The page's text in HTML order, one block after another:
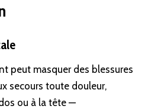
peut masquer des blessures
secours toute douleur,
ou à la tête —